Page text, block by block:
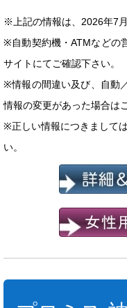
※上記の情報は、2026年7
※自動契約機・ATMなどの
サイトにてご確認下さい。
※情報の間違い及び、自動
情報の変更があった場合は
※正しい情報につきまして
い。